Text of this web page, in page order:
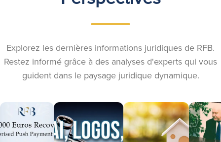
Explorez les dernières informations juridiques de RFB.
Restez informé grâce à des analyses d'experts qui vous
guident dans le paysage juridique dynamique.